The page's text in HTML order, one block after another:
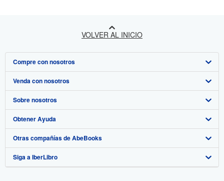
VOLVER AL INICIO
Compre con nosotros
Búsqueda avanzada
Colecciones
Mi cuenta
Mis pedidos
Ver carrito
Venda con nosotros
Comenzar a vender
Únase a nuestro programa de afiliados
Recomiende un vendedor
Sobre nosotros
Sobre IberLibro
Medios
Empleo
Obtener Ayuda
Preguntas frecuentes y guías
Atención al Cliente
Otras compañías de AbeBooks
AbeBooks.com
Siga a IberLibro